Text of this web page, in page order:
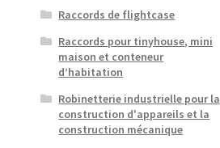
Raccords de flightcase
Raccords pour tinyhouse, mini
maison et conteneur
d’habitation
Robinetterie industrielle pour la
construction d'appareils et la
construction mécanique